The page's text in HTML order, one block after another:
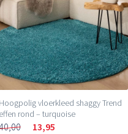
Hoogpolig vloerkleed shaggy Trend
effen rond – turquoise
13,95